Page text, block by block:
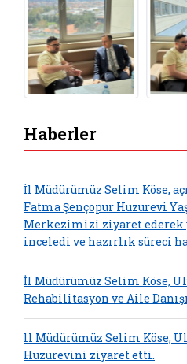
Haberler
İl Müdürümüz Selim Köse,
Fatma Şençopur Huzurevi
Merkezimizi ziyaret ederek
inceledi ve hazırlık süreci
İl Müdürümüz Selim Köse,
Rehabilitasyon ve Aile
ll Müdürümüz Selim Köse,
Huzurevini ziyaret etti.